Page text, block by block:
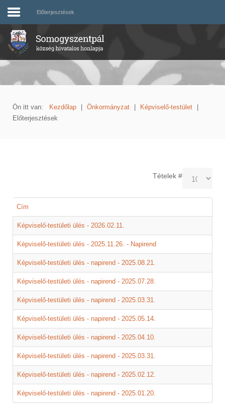
Előterjesztések
Ön itt van: Kezdőlap Önkormányzat Képviselő-testület
Előterjesztések
Tételek #
Cím
Képviselő-testületi ülés - 2026.02.11.
Képviselő-testületi ülés - 2025.11.26. - Napirend
Képviselő-testületi ülés - napirend - 2025.08.21.
Képviselő-testületi ülés - napirend - 2025.07.28.
Képviselő-testületi ülés - napirend - 2025.03.31.
Képviselő-testületi ülés - napirend - 2025.05.14.
Képviselő-testületi ülés - napirend - 2025.04.10.
Képviselő-testületi ülés - napirend - 2025.03.31.
Képviselő-testületi ülés - napirend - 2025.02.12.
Képviselő-testületi ülés - napirend - 2025.01.20.